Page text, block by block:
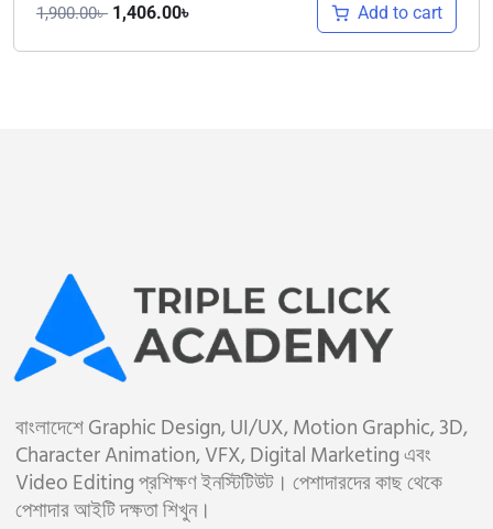
1,900.00৳ 1,406.00৳ Add to cart
বাংলাদেশে Graphic Design, UI/UX, Motion Graphic, 3D,
Character Animation, VFX, Digital Marketing এবং
Video Editing প্রশিক্ষণ ইনস্টিটিউট। পেশাদারদের কাছ থেকে
পেশাদার আইটি দক্ষতা শিখুন।